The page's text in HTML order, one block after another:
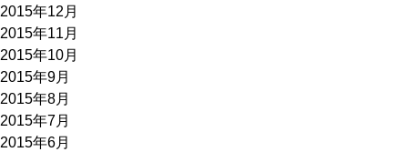
2015年12月
2015年11月
2015年10月
2015年9月
2015年8月
2015年7月
2015年6月